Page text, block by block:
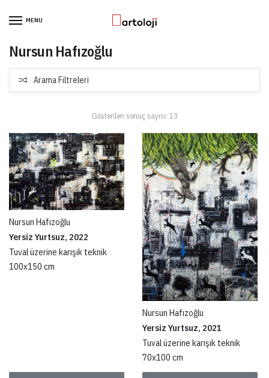
MENU
Nursun Hafızoğlu
Arama Filtreleri
Gösterilen sonuç sayısı: 13
Nursun Hafızoğlu
Yersiz Yurtsuz, 2022
Tuval üzerine karışık teknik
100x150 cm
Nursun Hafızoğlu
Yersiz Yurtsuz, 2021
Tuval üzerine karışık teknik
70x100 cm